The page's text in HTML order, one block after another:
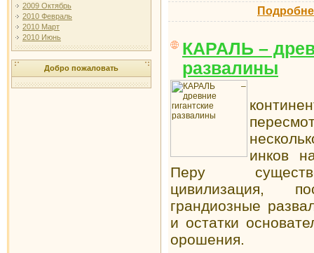
2009 Октябрь
2010 Февраль
2010 Март
2010 Июнь
Добро пожаловать
КАРАЛЬ –
развалины
инков
Перу
цивилизация,
грандиозные
и остатки
орошения.